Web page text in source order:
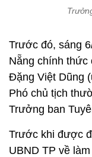
Trước đó, sáng
Nẵng chính thức
Đặng Việt Dũng
Phó chủ tịch
Trưởng ban
Trước khi được
UBND TP về